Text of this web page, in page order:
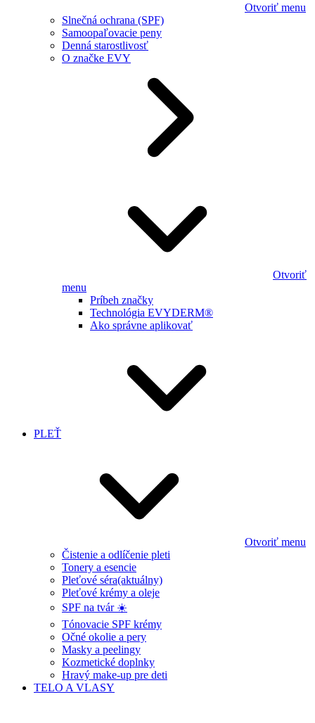
Otvoriť menu
Slnečná ochrana (SPF)
Samoopaľovacie peny
Denná starostlivosť
O značke EVY
Otvoriť
menu
Príbeh značky
Technológia EVYDERM®
Ako správne aplikovať
PLEŤ
Otvoriť menu
Čistenie a odlíčenie pleti
Tonery a esencie
Pleťové séra(aktuálny)
Pleťové krémy a oleje
SPF na tvár ☀️
Tónovacie SPF krémy
Očné okolie a pery
Masky a peelingy
Kozmetické doplnky
Hravý make-up pre deti
TELO A VLASY